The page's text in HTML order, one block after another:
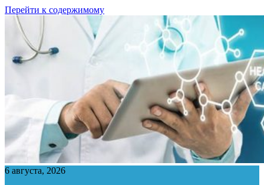
Перейти к содержимому
6 августа, 2026